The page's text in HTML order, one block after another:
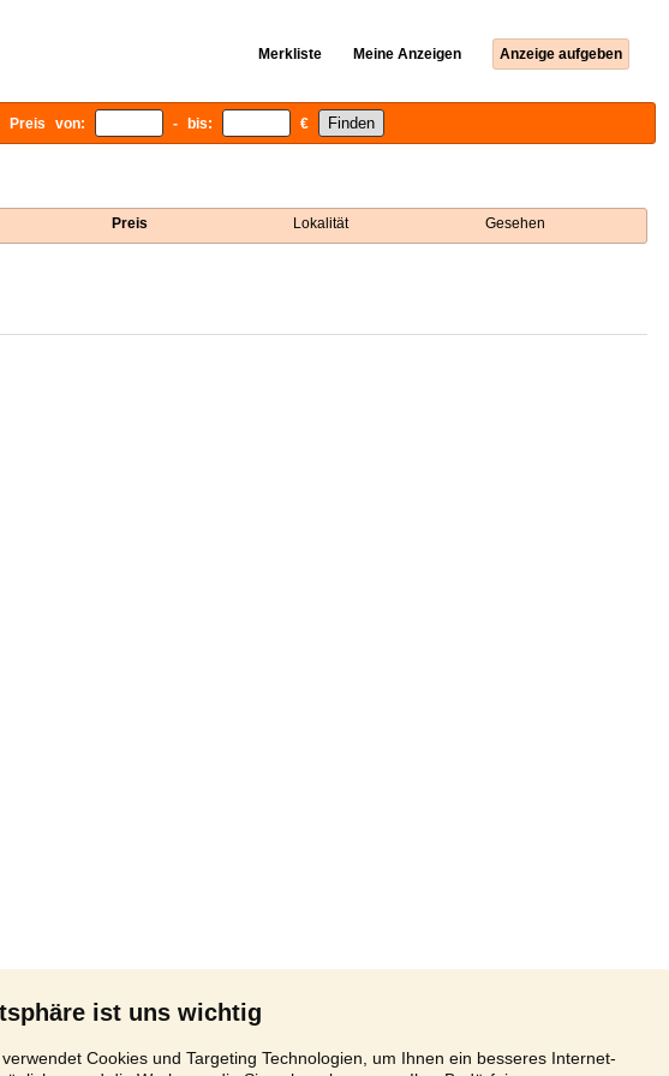
ist uns wichtig
Cookies und Targeting Technologien, um Ihnen ein besseres Internet-
Merkliste Meine Anzeigen Anzeige aufgeben
Preis von: - bis: €
Preis Lokalität Gesehen